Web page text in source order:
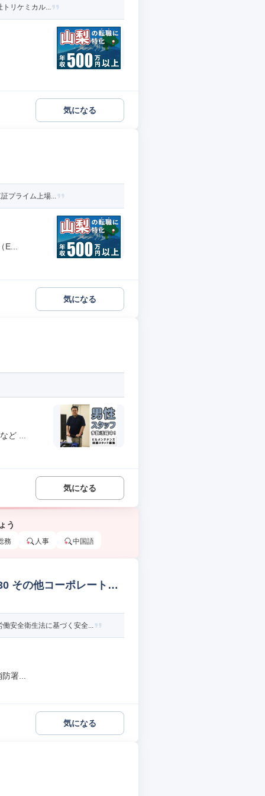
トリケミカル...
気になる
プライム上場...
気になる
ど ...
気になる
う
務 人事 中国語
その他コーポレートス
安全衛生法に基づく安全...
署...
気になる